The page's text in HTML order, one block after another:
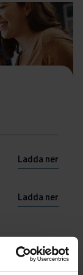
Ladda ner
Ladda ner